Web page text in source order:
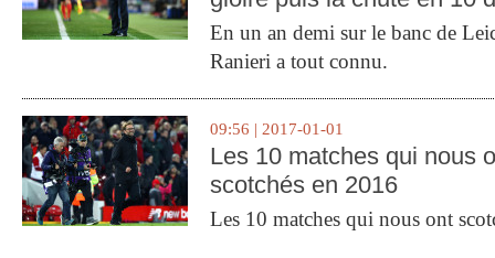
En un an demi sur le banc de
Ranieri a tout connu.
09:56 | 2017-01-01
Les 10 matches qui nous
scotchés en 2016
Les 10 matches qui nous ont